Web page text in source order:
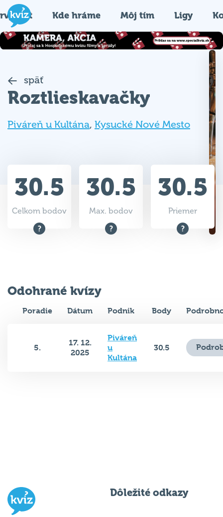
Kde hráme Môj tím Ligy
späť
Roztlieskavačky
Piváreň u Kultána, Kysucké Nové Mesto
30.5
Celkom bodov
30.5
Max. bodov
30.5
Priemer
Odohrané kvízy
Poradie Dátum Podnik Body
5.
17. 12.
2025
Piváreň
u
Kultána
30.5
Dôležité odkazy